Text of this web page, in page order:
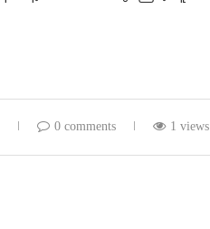
0 comments 1 views